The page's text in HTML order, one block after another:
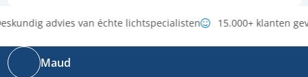
advies van échte lichtspecialisten 15.000+ klanten
Maud